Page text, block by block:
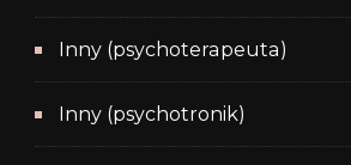
Inny (psychoterapeuta)
Inny (psychotronik)